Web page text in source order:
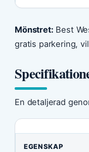
Mönstret: Best
gratis parkering,
En detaljerad
EGENSKAP